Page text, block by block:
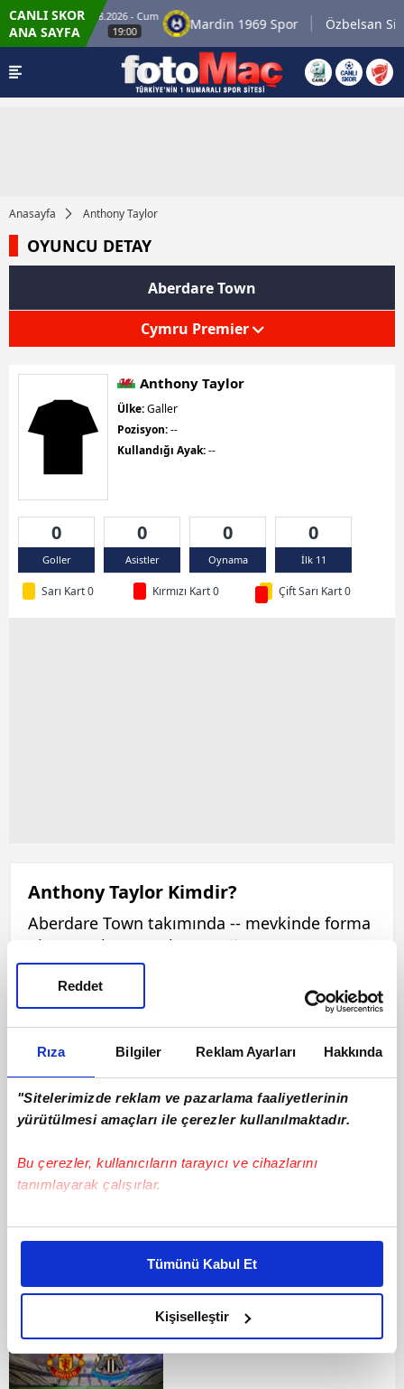
Rıza Bilgiler Reklam Ayarları Hakkında
"Sitelerimizde reklam ve pazarlama faaliyetlerinin
yürütülmesi amaçları ile çerezler kullanılmaktadır.
Bu çerezler, kullanıcıların tarayıcı ve cihazlarını
tanımlayarak çalışırlar.
Bu çerezlere izin vermeniz halinde sizlere özel
daha iyi reklam deneyimi yaşatabiliriz. Bunu yaparken
amacımızın size daha iyi bir reklam deneyimi sunmak
olduğunu ve sizlere en iyi içerikleri sunabilmek adına
elimizden gelen çabayı gösterdiğimizi ve bu noktada,
reklamların maliyetlerimizi karşılamak noktasında tek gelir
kalemimiz olduğunu sizlere hatırlatmak isteriz.
Tümünü Kabul Et
Kişiselleştir
Reddet
CANLI SKOR
ANA SAYFA
8.8.2026 - Cum
19:00
Mardin 1969 Spor Özbelsan
Anasayfa Anthony Taylor
OYUNCU DETAY
Aberdare Town
Cymru Premier
Anthony Taylor
Ülke:Galler
Pozisyon:--
Kullandığı Ayak:--
0
Goller
0
Asistler
0
Oynama
0
İlk 11
Sarı Kart 0 Kırmızı Kart 0 Çift Sarı Kart 0
Anthony Taylor Kimdir?
Aberdare Town takımında -- mevkinde forma
giyen Anthony Taylor, 06 Ağustos 2026
tarihinde dünyaya gelmiştir. cm boyunda ve
kilo olan Anthony Taylor, -- ayağını
kullanmaktadır. Bu sezon ilk 11'de 0 maça
kart görmüştür. Anthony Taylor, bu sezon 0
asist ve 0 gol katkısı ile oynamaktadır.